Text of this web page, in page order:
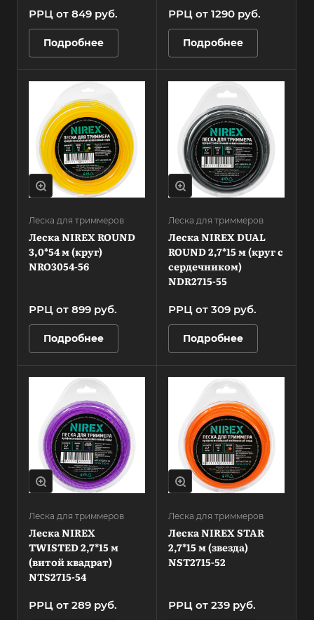
РРЦ от 849 руб.
Подробнее
РРЦ от 1290 руб.
Подробнее
Леска для триммеров
Леска NIREX ROUND
3,0*54 м (круг)
NRO3054-56
РРЦ от 899 руб.
Подробнее
Леска для триммеров
Леска NIREX DUAL
ROUND 2,7*15 м (круг с
сердечником)
NDR2715-55
РРЦ от 309 руб.
Подробнее
Леска для триммеров
Леска NIREX
TWISTED 2,7*15 м
(витой квадрат)
NTS2715-54
РРЦ от 289 руб.
Леска для триммеров
Леска NIREX STAR
2,7*15 м (звезда)
NST2715-52
РРЦ от 239 руб.